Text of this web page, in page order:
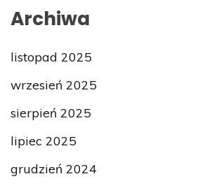
Archiwa
listopad 2025
wrzesień 2025
sierpień 2025
lipiec 2025
grudzień 2024